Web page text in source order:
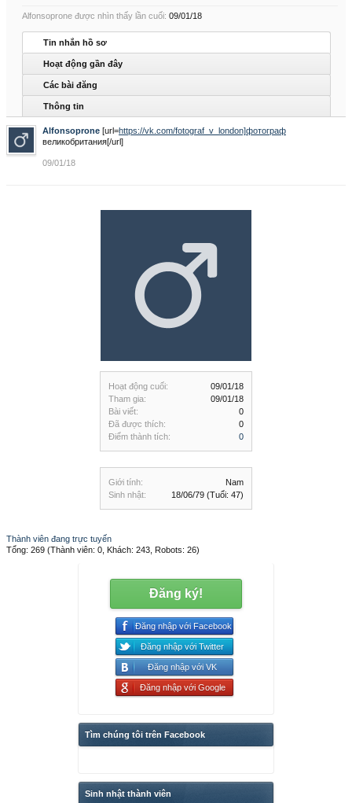
Hoạt động cuối:
09/01/18
Tham gia:
09/01/18
Bài viết:
0
Đã được thích:
0
Điểm thành tích:
0
Giới tính:
Nam
Sinh nhật:
18/06/79 (Tuổi: 47)
Alfonsoprone được nhìn thấy lần cuối: 09/01/18
Tin nhắn hồ sơ
Hoạt động gần đây
Các bài đăng
Thông tin
Alfonsoprone [url=https://vk.com/fotograf_v_london]фотограф
великобритания[/url]
09/01/18
Thành viên đang trực tuyến
Tổng: 269 (Thành viên: 0, Khách: 243, Robots: 26)
Đăng ký!
Đăng nhập với Facebook
Đăng nhập với Twitter
Đăng nhập với VK
Đăng nhập với Google
Tìm chúng tôi trên Facebook
Sinh nhật thành viên